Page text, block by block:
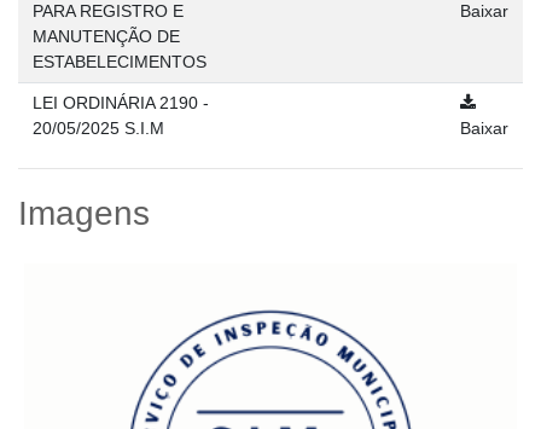
PARA REGISTRO E
MANUTENÇÃO DE
ESTABELECIMENTOS
Baixar
LEI ORDINÁRIA 2190 -
20/05/2025 S.I.M
Baixar
Imagens